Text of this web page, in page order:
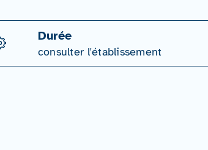
Durée
consulter l'établissement